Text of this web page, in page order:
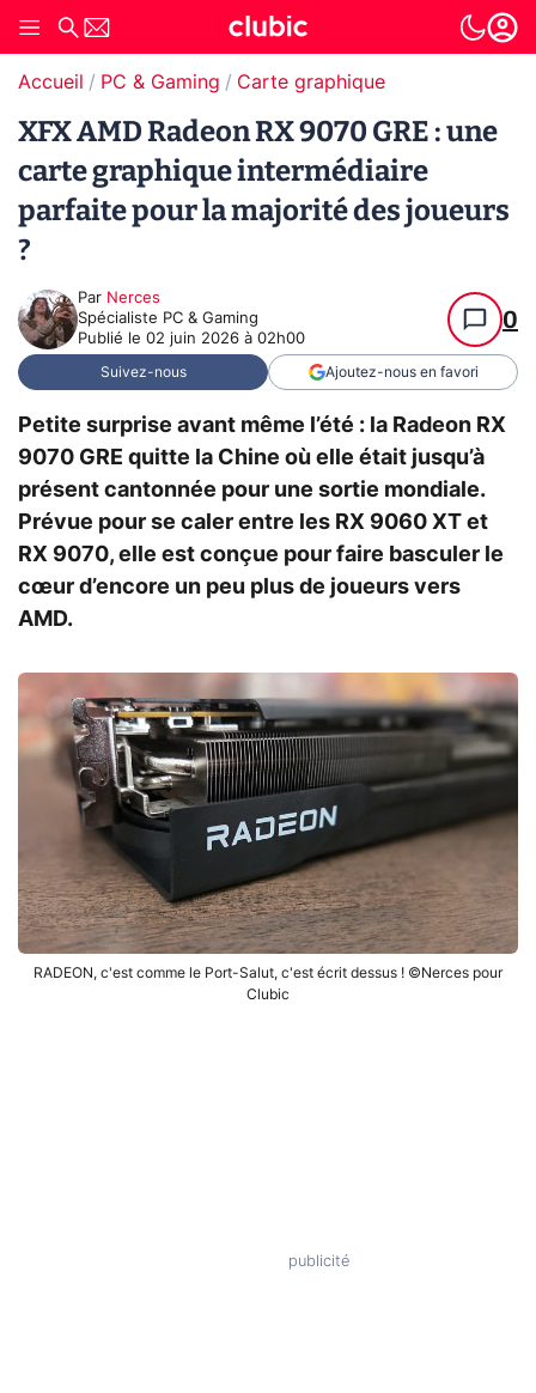
Accueil PC & Gaming Carte graphique
XFX AMD Radeon RX 9070 GRE : une
carte graphique intermédiaire
parfaite pour la majorité des joueurs
?
Par Nerces
Spécialiste PC & Gaming
Publié le 02 juin 2026 à 02h00
0
Suivez-nous Ajoutez-nous en favori
Petite surprise avant même l’été : la Radeon RX
9070 GRE quitte la Chine où elle était jusqu’à
présent cantonnée pour une sortie mondiale.
Prévue pour se caler entre les RX 9060 XT et
RX 9070, elle est conçue pour faire basculer le
cœur d’encore un peu plus de joueurs vers
AMD.
RADEON, c'est comme le Port-Salut, c'est écrit dessus ! ©Nerces pour
Clubic